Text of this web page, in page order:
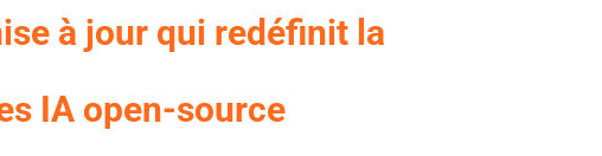
à jour qui redéfinit la
IA open-source